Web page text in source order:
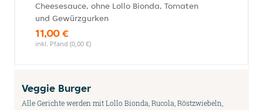
Cheesesauce, ohne Lollo Bionda, Tomaten
und Gewürzgurken
11,00 €
inkl. Pfand (0,00 €)
Veggie Burger
Alle Gerichte werden mit Lollo Bionda, Rucola, Röstzwiebeln,